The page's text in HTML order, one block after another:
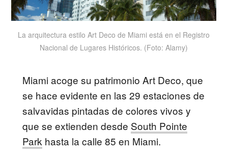
La arquitectura estilo Art Deco de Miami está en el Registro
Nacional de Lugares Históricos. (Foto: Alamy)
Miami acoge su patrimonio Art Deco, que
se hace evidente en las 29 estaciones de
salvavidas pintadas de colores vivos y
que se extienden desde South Pointe
Park hasta la calle 85 en Miami.